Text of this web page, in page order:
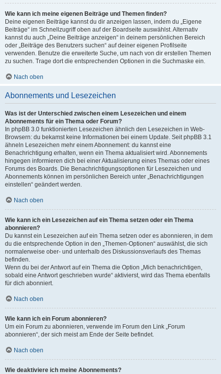
Wie kann ich meine eigenen Beiträge und Themen finden?
Deine eigenen Beiträge kannst du dir anzeigen lassen, indem du „Eigene
Beiträge“ im Schnellzugriff oben auf der Boardseite auswählst. Alternativ
kannst du auch „Deine Beiträge anzeigen“ in deinem persönlichen Bereich
oder „Beiträge des Benutzers suchen“ auf deiner eigenen Profilseite
verwenden. Benutze die erweiterte Suche, um nach von dir erstellen Themen
zu suchen. Trage dort die entsprechenden Optionen in die Suchmaske ein.
Nach oben
Abonnements und Lesezeichen
Was ist der Unterschied zwischen einem Lesezeichen und einem
Abonnements für ein Thema oder Forum?
In phpBB 3.0 funktionierten Lesezeichen ähnlich den Lesezeichen in Web-
Browsern: du bekamst keine Informationen bei einem Update. Seit phpBB 3.1
ähneln Lesezeichen mehr einem Abonnement: du kannst eine
Benachrichtigung erhalten, wenn ein Thema aktualisiert wird. Abonnements
hingegen informieren dich bei einer Aktualisierung eines Themas oder eines
Forums des Boards. Die Benachrichtigungsoptionen für Lesezeichen und
Abonnements können im persönlichen Bereich unter „Benachrichtigungen
einstellen“ geändert werden.
Nach oben
Wie kann ich ein Lesezeichen auf ein Thema setzen oder ein Thema
abonnieren?
Du kannst ein Lesezeichen auf ein Thema setzen oder es abonnieren, in dem
du die entsprechende Option in den „Themen-Optionen“ auswählst, die sich
normalerweise ober- und unterhalb des Diskussionsverlaufs des Themas
befinden.
Wenn du bei der Antwort auf ein Thema die Option „Mich benachrichtigen,
sobald eine Antwort geschrieben wurde“ aktivierst, wird das Thema ebenfalls
für dich abonniert.
Nach oben
Wie kann ich ein Forum abonnieren?
Um ein Forum zu abonnieren, verwende im Forum den Link „Forum
abonnieren“, der sich meist am Ende der Seite befindet.
Nach oben
Wie deaktiviere ich meine Abonnements?